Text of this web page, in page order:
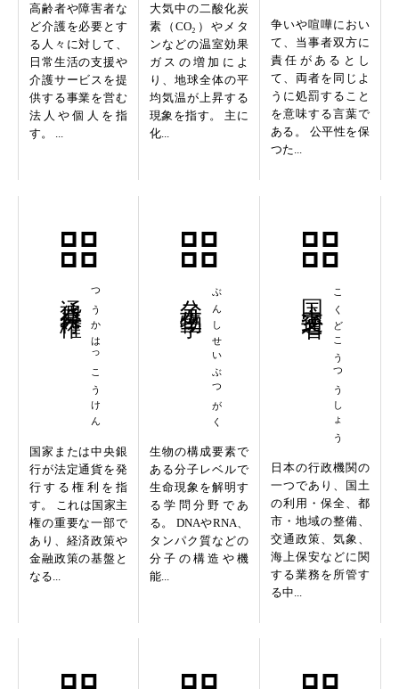
高齢者や障害者な
ど介護を必要とす
る人々に対して、
日常生活の支援や
介護サービスを提
供する事業を営む
法人や個人を指
す。 ...
大気中の二酸化炭
素（CO₂）やメタ
ンなどの温室効果
ガスの増加によ
り、地球全体の平
均気温が上昇する
現象を指す。 主に
化...
争いや喧嘩におい
て、当事者双方に
責任があるとし
て、両者を同じよ
うに処罰すること
を意味する言葉で
ある。 公平性を保
つた...
つうかはっこうけん
国家または中央銀
行が法定通貨を発
行する権利を指
す。 これは国家主
権の重要な一部で
あり、経済政策や
金融政策の基盤と
なる...
ぶんしせいぶつがく
生物の構成要素で
ある分子レベルで
生命現象を解明す
る学問分野であ
る。 DNAやRNA、
タンパク質などの
分子の構造や機
能...
こくどこうつうしょう
日本の行政機関の
一つであり、国土
の利用・保全、都
市・地域の整備、
交通政策、気象、
海上保安などに関
する業務を所管す
る中...